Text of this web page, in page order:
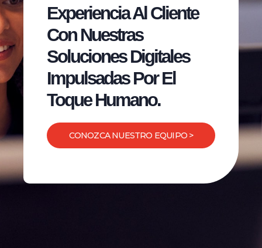
Experiencia Al Cliente
Con Nuestras
Soluciones Digitales
Impulsadas Por El
Toque Humano.
CONOZCA NUESTRO EQUIPO >